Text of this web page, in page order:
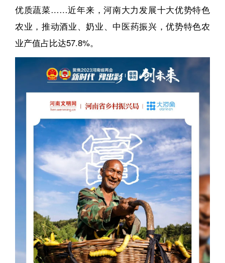
优质蔬菜……近年来，河南大力发展十大优势特色
农业，推动酒业、奶业、中医药振兴，优势特色农
业产值占比达57.8%。